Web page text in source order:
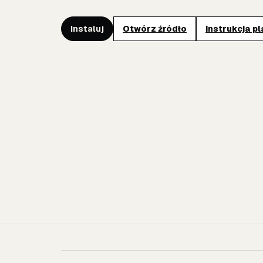
Instaluj Otwórz źródło Instrukcja